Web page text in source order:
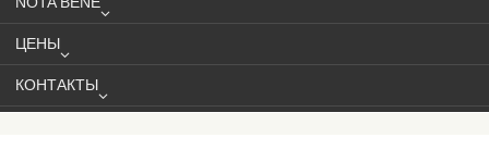
ЦЕНЫ
КОНТАКТЫ